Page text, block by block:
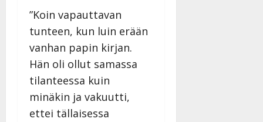
”Koin vapauttavan
tunteen, kun luin erään
vanhan papin kirjan.
Hän oli ollut samassa
tilanteessa kuin
minäkin ja vakuutti,
ettei tällaisessa